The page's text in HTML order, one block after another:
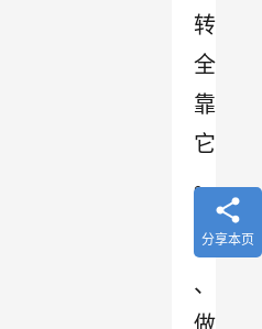
转
全
靠
它
。
3
、
分享本页